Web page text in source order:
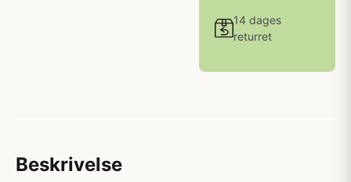
14 dages
returret
Beskrivelse